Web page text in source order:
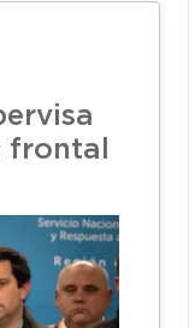
frontal